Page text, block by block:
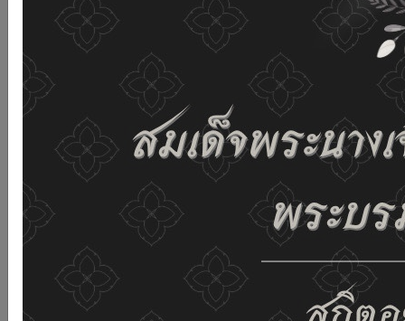
02-659-6811 saraban@dop.mail.go.th
เปลี่ยนการแสดงผล
ก-ก